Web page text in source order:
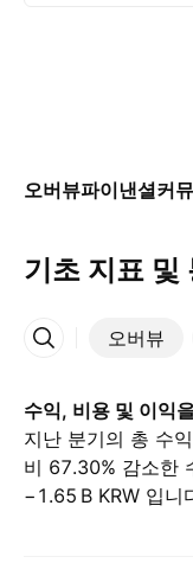
오버뷰파이낸셜커
기초 지표 및
오버뷰
More
수익, 비용 및 이익
지난 분기의 총 수
비 67.30% 감소한
‪−1.65 B‬ KRW 입니